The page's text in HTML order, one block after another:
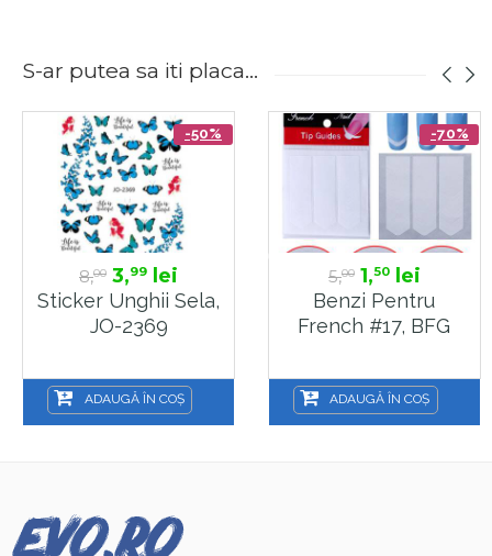
S-ar putea sa iti placa...
-50%
8,00 3,99 lei
Sticker Unghii Sela,
JO-2369
ADAUGĂ ÎN COȘ
-70%
5,00 1,50lei
Benzi Pentru
French #17, BFG
ADAUGĂ ÎN COȘ